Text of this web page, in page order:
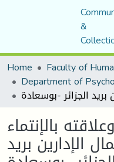
&
Home
Department of
بالإنتماء
الإدارين بريد